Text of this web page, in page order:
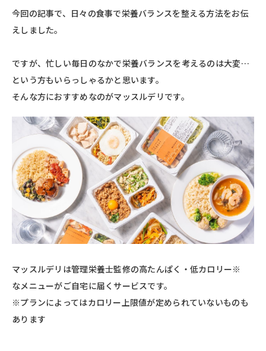
今回の記事で、日々の食事で栄養バランスを整える方法をお伝
えしました。
ですが、忙しい毎日のなかで栄養バランスを考えるのは大変…
という方もいらっしゃるかと思います。
そんな方におすすめなのがマッスルデリです。
マッスルデリは管理栄養士監修の高たんぱく・低カロリー※
なメニューがご自宅に届くサービスです。
※プランによってはカロリー上限値が定められていないものも
あります